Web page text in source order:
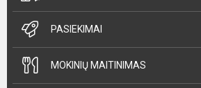
PASIEKIMAI
MOKINIŲ MAITINIMAS